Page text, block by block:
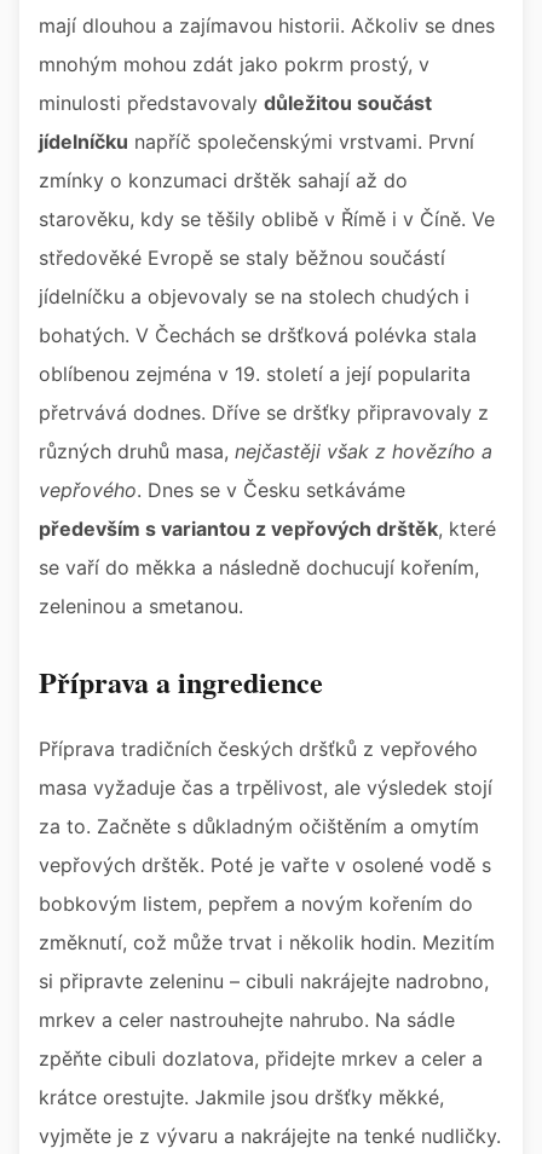
mají dlouhou a zajímavou historii. Ačkoliv se dnes
mnohým mohou zdát jako pokrm prostý, v
minulosti představovaly důležitou součást
jídelníčku napříč společenskými vrstvami. První
zmínky o konzumaci drštěk sahají až do
starověku, kdy se těšily oblibě v Římě i v Číně. Ve
středověké Evropě se staly běžnou součástí
jídelníčku a objevovaly se na stolech chudých i
bohatých. V Čechách se dršťková polévka stala
oblíbenou zejména v 19. století a její popularita
přetrvává dodnes. Dříve se dršťky připravovaly z
různých druhů masa, nejčastěji však z hovězího a
vepřového. Dnes se v Česku setkáváme
především s variantou z vepřových drštěk, které
se vaří do měkka a následně dochucují kořením,
zeleninou a smetanou.
Příprava a ingredience
Příprava tradičních českých dršťků z vepřového
masa vyžaduje čas a trpělivost, ale výsledek stojí
za to. Začněte s důkladným očištěním a omytím
vepřových drštěk. Poté je vařte v osolené vodě s
bobkovým listem, pepřem a novým kořením do
změknutí, což může trvat i několik hodin. Mezitím
si připravte zeleninu – cibuli nakrájejte nadrobno,
mrkev a celer nastrouhejte nahrubo. Na sádle
zpěňte cibuli dozlatova, přidejte mrkev a celer a
krátce orestujte. Jakmile jsou dršťky měkké,
vyjměte je z vývaru a nakrájejte na tenké nudličky.